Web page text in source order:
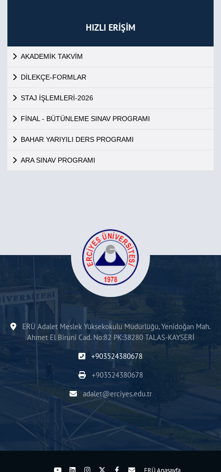
HIZLI ERİŞİM
AKADEMİK TAKVİM
DİLEKÇE-FORMLAR
STAJ İŞLEMLERİ-2026
FİNAL - BÜTÜNLEME SINAV PROGRAMI
BAHAR YARIYILI DERS PROGRAMI
ARA SINAV PROGRAMI
ERÜ Adalet Meslek Yüksekokulu Müdürlüğü, Yenidoğan Mah.
Ahmet El Biruni Cad. No:82 PK:38280 TALAS-KAYSERİ
+903524380678
+903524380678
adalet@erciyes.edu.tr